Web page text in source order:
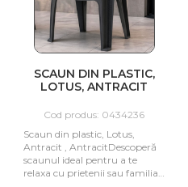
SCAUN DIN PLASTIC,
LOTUS, ANTRACIT
Cod produs: 0434236
Scaun din plastic, Lotus,
Antracit , AntracitDescoperă
scaunul ideal pentru a te
relaxa cu prietenii sau familia